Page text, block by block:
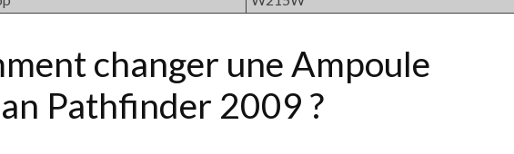
changer une Ampoule
Pathfinder 2009 ?